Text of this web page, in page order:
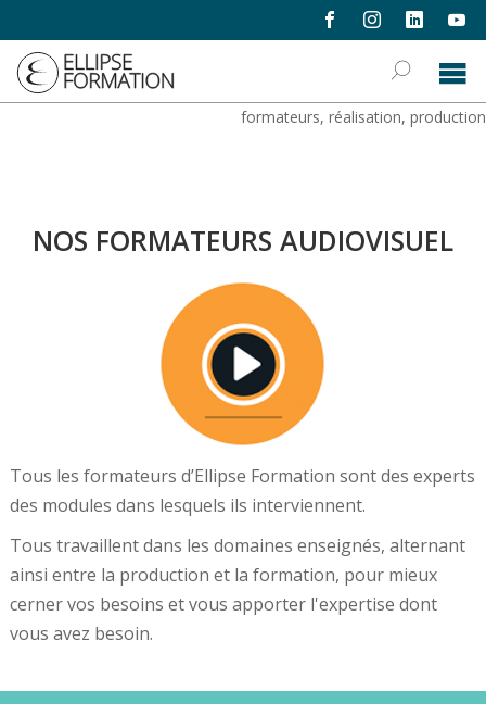
formations écriture, réalisation & production
formateurs, réalisation, production
NOS FORMATEURS AUDIOVISUEL
Tous les formateurs d’Ellipse Formation sont des experts
des modules dans lesquels ils interviennent.
Tous travaillent dans les domaines enseignés, alternant
ainsi entre la production et la formation, pour mieux
cerner vos besoins et vous apporter l'expertise dont
vous avez besoin.